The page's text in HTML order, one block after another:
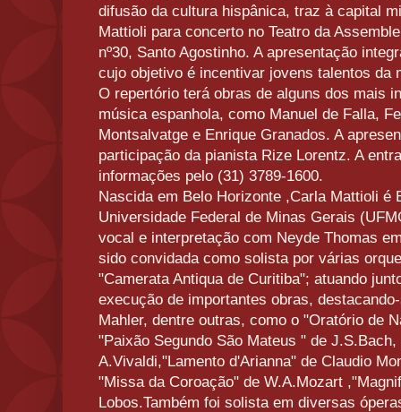
difusão da cultura hispânica, traz à capital
Mattioli para concerto no Teatro da
nº30, Santo Agostinho. A apresentação
cujo objetivo é incentivar jovens talentos da
O repertório terá obras de alguns dos mais
música espanhola, como Manuel de Falla,
Montsalvatge e Enrique Granados. A
participação da pianista Rize Lorentz. A
informações pelo (31) 3789-1600.
Nascida em Belo Horizonte ,Carla Mattioli é
Universidade Federal de Minas Gerais
vocal e interpretação com Neyde Thomas
sido convidada como solista por várias
"Camerata Antiqua de Curitiba"; atuando
execução de importantes obras,
Mahler, dentre outras, como o "Oratório de
"Paixão Segundo São Mateus " de
A.Vivaldi,"Lamento d'Arianna" de Claudio
"Missa da Coroação" de W.A.Mozart
Lobos.Também foi solista em diversas